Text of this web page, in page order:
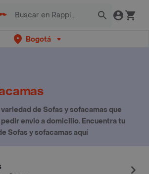
Bogotá
de Sofas y sofacamas que
envio a domicilio. Encuentra tu
Sofas y sofacamas aquí